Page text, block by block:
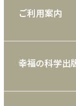
雑誌
CD
ご利用案内
利用規
特定商
幸福の科学出